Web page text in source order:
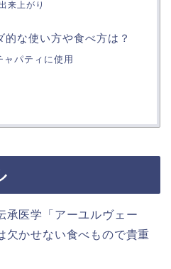
来上がり
的な使い方や食べ方は？
ャパティに使用
承医学「アーユルヴェー
欠かせない食べもので貴重